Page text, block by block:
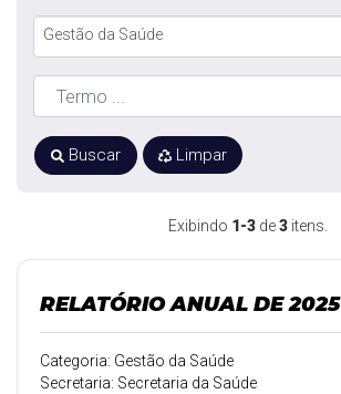
Exibindo 1-3 de3 itens.
RELATÓRIO ANUAL DE 2025
Categoria: Gestão da Saúde
Secretaria: Secretaria da Saúde
Gestão da Saúde
Buscar Limpar